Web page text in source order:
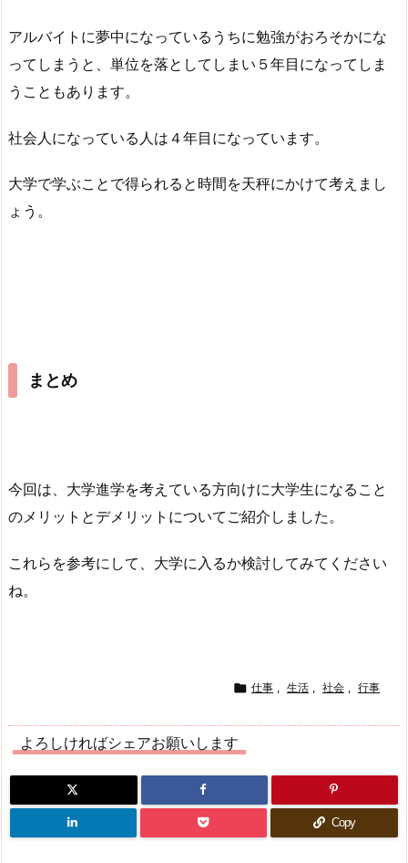
アルバイトに夢中になっているうちに勉強がおろそかにな
ってしまうと、単位を落としてしまい５年目になってしま
うこともあります。
社会人になっている人は４年目になっています。
大学で学ぶことで得られると時間を天秤にかけて考えまし
ょう。
まとめ
今回は、大学進学を考えている方向けに大学生になること
のメリットとデメリットについてご紹介しました。
これらを参考にして、大学に入るか検討してみてください
ね。
 仕事 , 生活 , 社会 , 行事
よろしければシェアお願いします
Copy